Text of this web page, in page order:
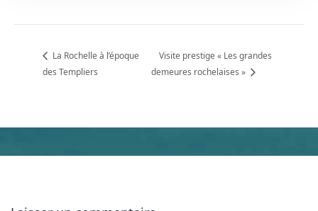
La Rochelle à l’époque
des Templiers
Visite prestige « Les grandes
demeures rochelaises »